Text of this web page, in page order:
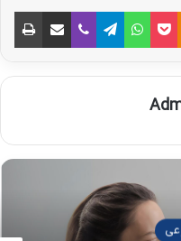
‫Odnoklassniki پاکت واتس آپ تلگرام وایبر اشتراک گذاری از طریق ایمیل